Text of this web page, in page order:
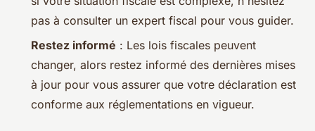
pas à consulter un expert fiscal pour vous guider.
Restez informé : Les lois fiscales peuvent
changer, alors restez informé des dernières mises
à jour pour vous assurer que votre déclaration est
conforme aux réglementations en vigueur.